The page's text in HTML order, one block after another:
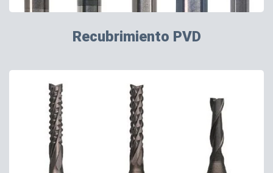
Recubrimiento PVD